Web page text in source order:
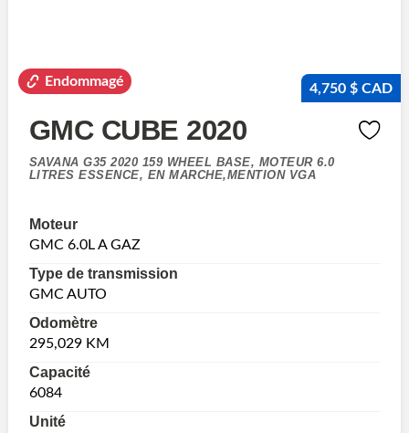
Endommagé 4,750 $ CAD
GMC CUBE 2020
SAVANA G35 2020 159 WHEEL BASE, MOTEUR 6.0
LITRES ESSENCE, EN MARCHE,MENTION VGA
Moteur
GMC 6.0L A GAZ
Type de transmission
GMC AUTO
Odomètre
295,029 KM
Capacité
6084
Unité